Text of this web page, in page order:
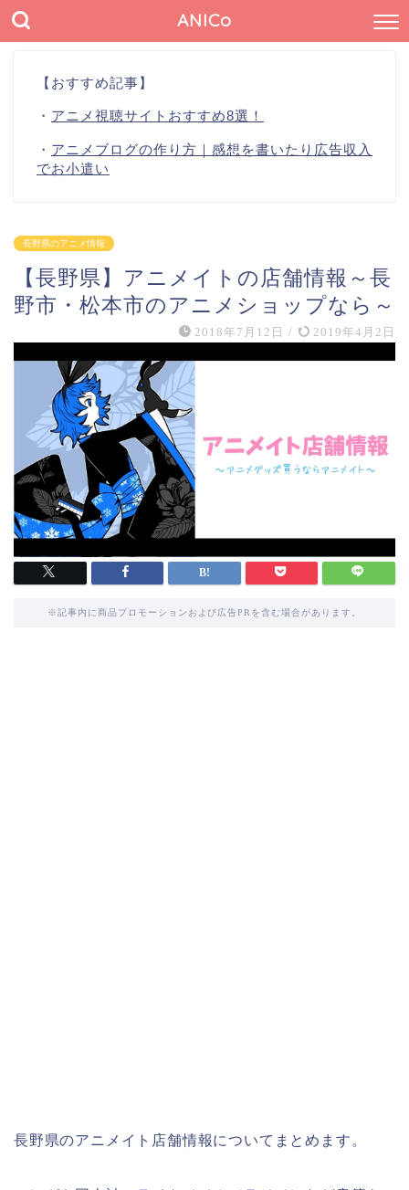
ANICo
【おすすめ記事】
・ アニメ視聴サイトおすすめ8選！
・ アニメブログの作り方｜感想を書いたり広告収入
でお小遣い
長野県のアニメ情報
【長野県】アニメイトの店舗情報～長
野市・松本市のアニメショップなら～
2018年7月12日 / 2019年4月2日
※記事内に商品プロモーションおよび広告PRを含む場合があります。
長野県のアニメイト店舗情報についてまとめます。